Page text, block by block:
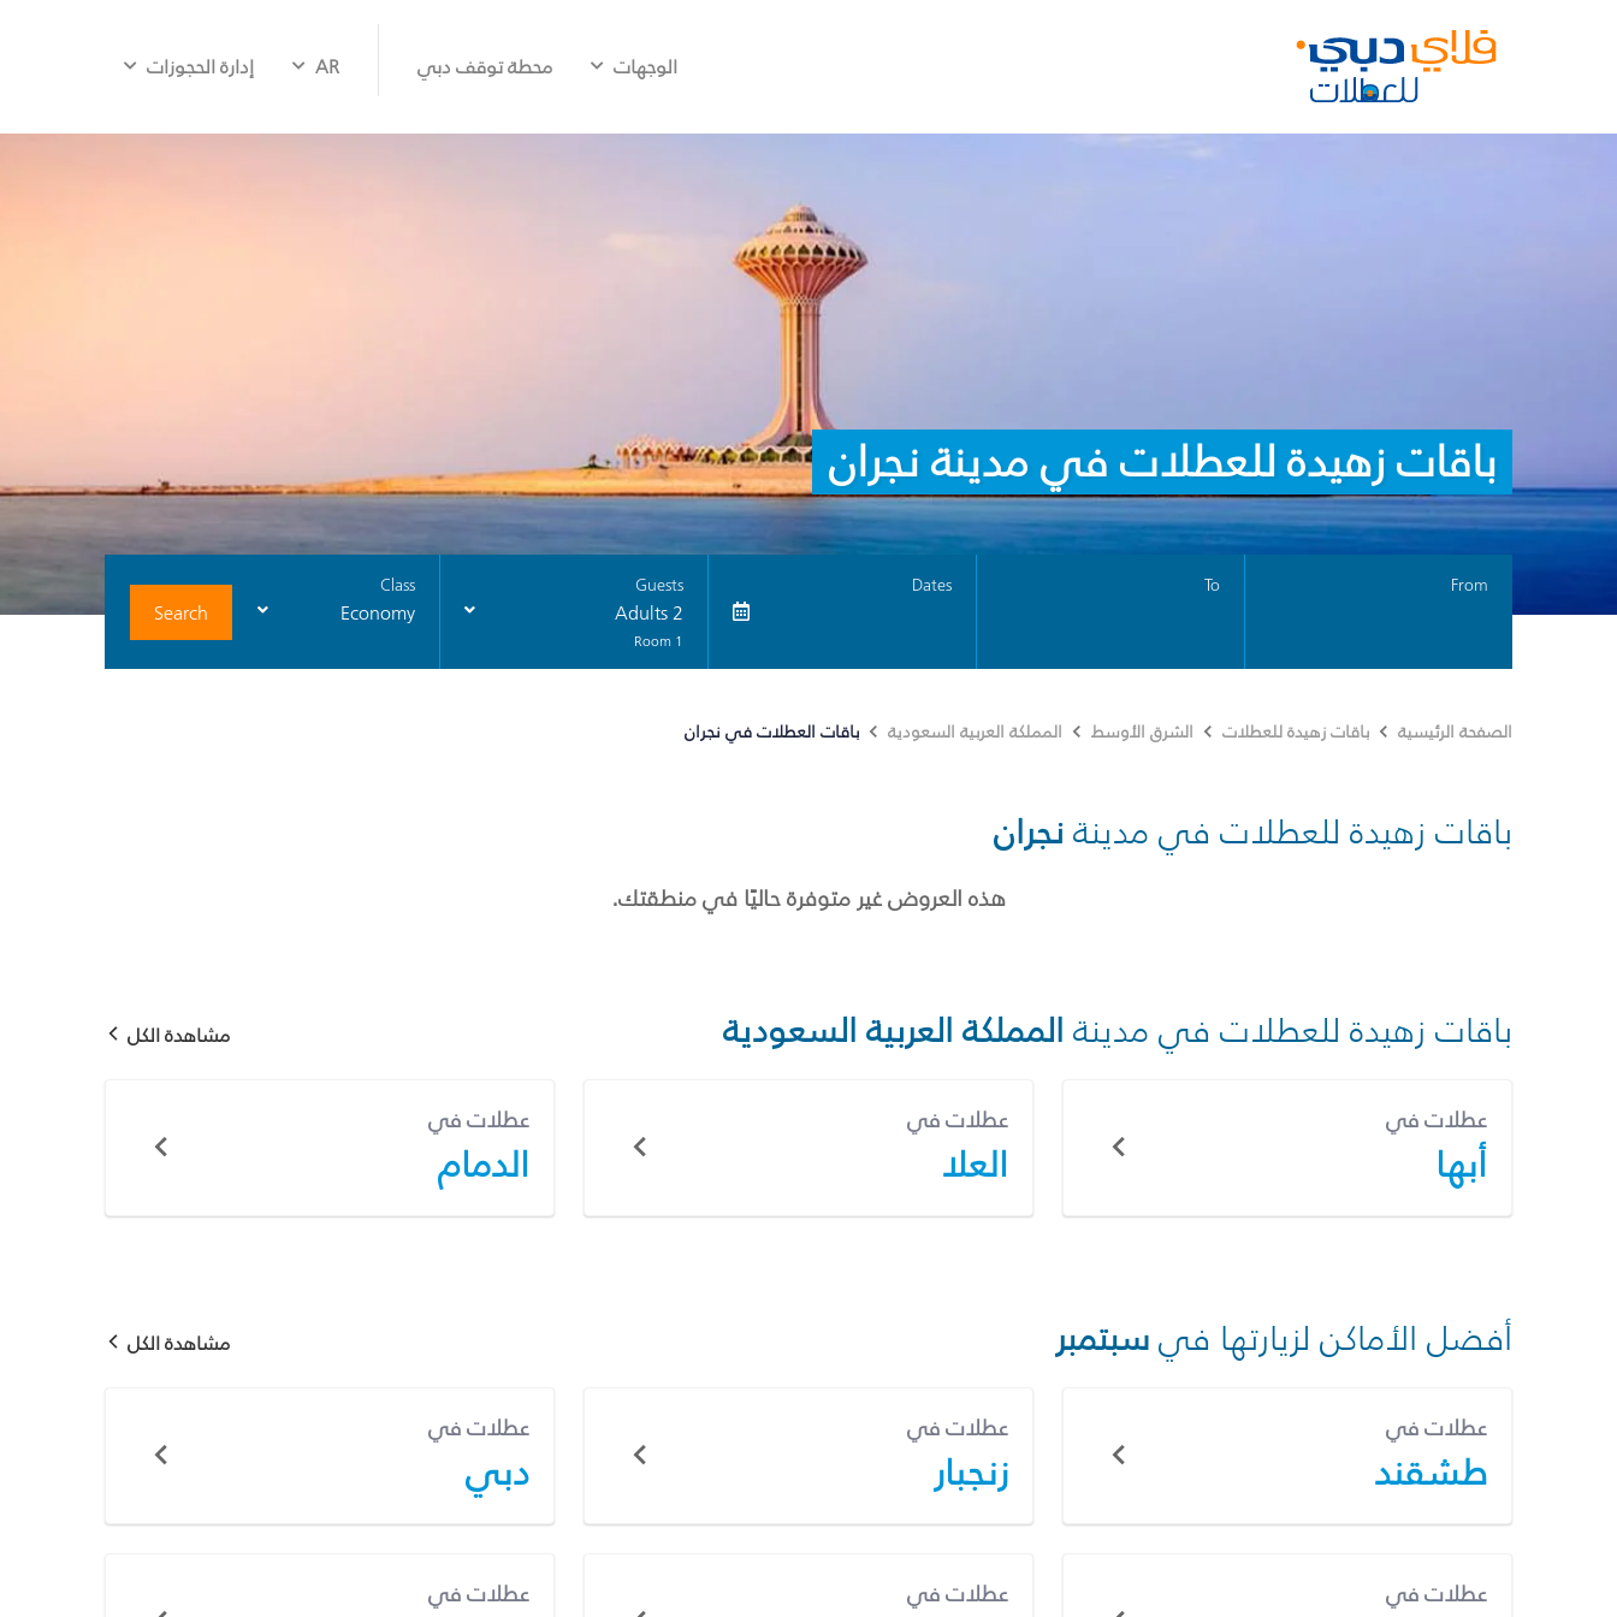
الوجهات محطة توقف دبي AR إدارة الحجوزات
باقات زهيدة للعطلات في مدينة نجران
From
To
Dates
Guests
2 Adults
1 Room
Class
Economy
Search
الصفحة الرئيسية باقات زهيدة للعطلات الشرق الأوسط المملكة العربية السعودية باقات العطلات في نجران
باقات زهيدة للعطلات في مدينةنجران
هذه العروض غير متوفرة حاليًا في منطقتك.
باقات زهيدة للعطلات في مدينة المملكة العربية السعودية مشاهدة الكل
عطلات في
أبها
عطلات في
العلا
عطلات في
الدمام
أفضل الأماكن لزيارتها فيسبتمبر مشاهدة الكل
عطلات في
طشقند
عطلات في
زنجبار
عطلات في
دبي
عطلات في عطلات في عطلات في